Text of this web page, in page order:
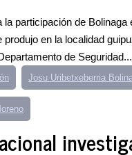
participación de
en la localidad
de Seguridad...
Josu Uribetxeberria